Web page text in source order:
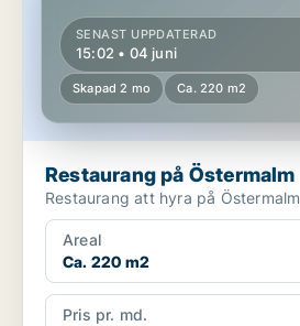
SENAST UPPDATERAD
15:02 • 04 juni
Skapad 2 mo Ca. 220 m2
Restaurang på Östermalm
Restaurang att hyra på Östermalm
Areal
Ca. 220 m2
Pris pr. md.